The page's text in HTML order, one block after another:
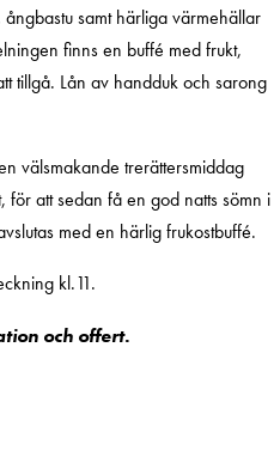
samt härliga värmehällar
finns en buffé med frukt,
tillgå. Lån av handduk och sarong
välsmakande trerättersmiddag
att sedan få en god natts sömn i
med en härlig frukostbuffé.
kl.11.
och offert.